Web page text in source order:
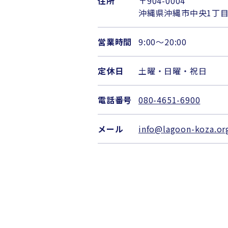
沖縄県沖縄市中央1丁
営業時間 9:00〜20:00
定休日 土曜・日曜・祝日
電話番号 080-4651-6900
メール info@lagoon-